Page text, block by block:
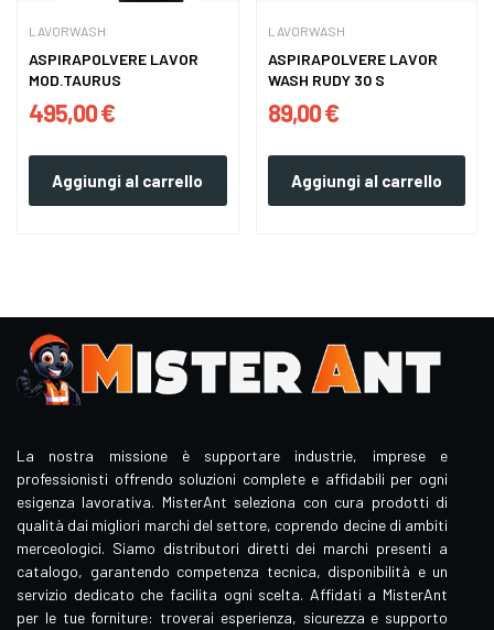
LAVORWASH
ASPIRAPOLVERE LAVOR
MOD.TAURUS
495,00 €
Aggiungi al carrello
LAVORWASH
ASPIRAPOLVERE LAVOR
WASH RUDY 30 S
89,00 €
Aggiungi al carrello
La nostra missione è supportare industrie, imprese e
professionisti offrendo soluzioni complete e affidabili per ogni
esigenza lavorativa. MisterAnt seleziona con cura prodotti di
qualità dai migliori marchi del settore, coprendo decine di ambiti
merceologici. Siamo distributori diretti dei marchi presenti a
catalogo, garantendo competenza tecnica, disponibilità e un
servizio dedicato che facilita ogni scelta. Affidati a MisterAnt
per le tue forniture: troverai esperienza, sicurezza e supporto